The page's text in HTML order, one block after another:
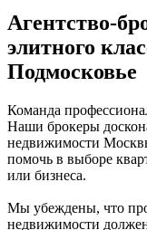
Агентство-
элитного
Подмосковье
Команда
Наши брокеры
недвижимости
помочь в выборе
или бизнеса.
Мы убеждены, что
недвижимости